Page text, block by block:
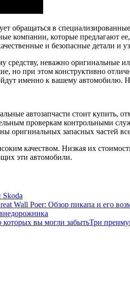
обращаться в
компании, которые предлагают
и безопасные детали и
средству, неважно оригинальные
но при этом конструктивно
именно к вашему автомобилю.
автозапчасти стоит купить,
проверкам контрольными
оригинальных запасных частей
качеством. Низкая их
эти автомобили.
Wall Poer: Обзор пикапа и его
Три